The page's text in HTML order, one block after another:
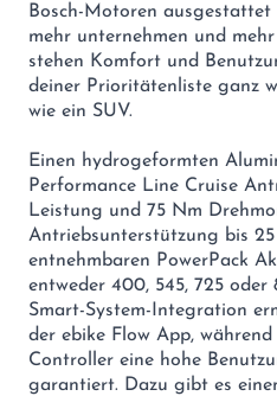
Bosch-Motoren
mehr unternehmen und
stehen Komfort und
deiner Prioritätenliste ganz
wie ein SUV.
Einen hydrogeformten
Performance Line Cruise
Leistung und 75 Nm
Antriebsunterstützung bis
entnehmbaren PowerPack
entweder 400, 545, 725
Smart-System-Integration
der ebike Flow App,
Controller eine hohe
garantiert. Dazu gibt es